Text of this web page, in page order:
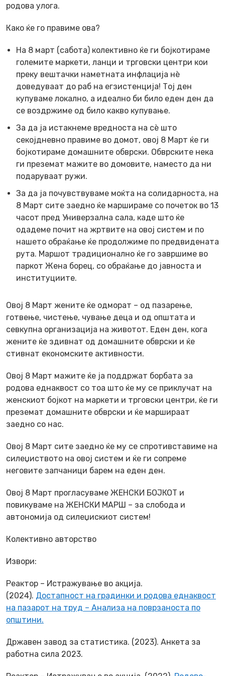
родова улога.
Како ќе го правиме ова?
На 8 март (сабота) колективно ќе ги бојкотираме
големите маркети, ланци и трговски центри кои
преку вештачки наметната инфлација нѐ
доведуваат до раб на егзистенција! Тој ден
купуваме локално, а идеално би било еден ден да
се воздржиме од било какво купување.
За да ја истакнеме вредноста на сè што
секојдневно правиме во домот, овој 8 Март ќе ги
бојкотираме домашните обврски. Обврските нека
ги преземат мажите во домовите, наместо да ни
подаруваат ружи.
За да ја почувствуваме моќта на солидарноста, на
8 Март сите заедно ќе маршираме со почеток во 13
часот пред Универзална сала, каде што ќе
одадеме почит на жртвите на овој систем и по
нашето обраќање ќе продолжиме по предвидената
рута. Маршот традиционално ќе го завршиме во
паркот Жена борец, со обраќање до јавноста и
институциите.
Овој 8 Март жените ќе одморат – од пазарење,
готвење, чистење, чување деца и од општата и
севкупна организација на животот. Еден ден, кога
жените ќе здивнат од домашните обврски и ќе
стивнат економските активности.
Овој 8 Март мажите ќе ја поддржат борбата за
родова еднаквост со тоа што ќе му се приклучат на
женскиот бојкот на маркети и трговски центри, ќе ги
преземат домашните обврски и ќе маршираат
заедно со нас.
Овој 8 Март сите заедно ќе му се спротивставиме на
силеџиството на овој систем и ќе ги сопреме
неговите запчаници барем на еден ден.
Овој 8 Март прогласуваме ЖЕНСКИ БОЈКОТ и
повикуваме на ЖЕНСКИ МАРШ – за слобода и
автономија од силеџискиот систем!
Колективно авторство
Извори:
Реактор – Истражување во акција.
(2024). Достапност на градинки и родова еднаквост
на пазарот на труд – Анализа на поврзаноста по
општини.
Државен завод за статистика. (2023). Анкета за
работна сила 2023.